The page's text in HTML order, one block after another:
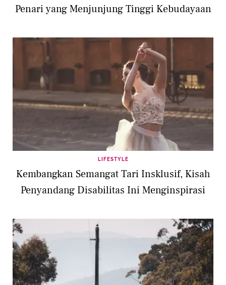
Penari yang Menjunjung Tinggi Kebudayaan
LIFESTYLE
Kembangkan Semangat Tari Insklusif, Kisah
Penyandang Disabilitas Ini Menginspirasi